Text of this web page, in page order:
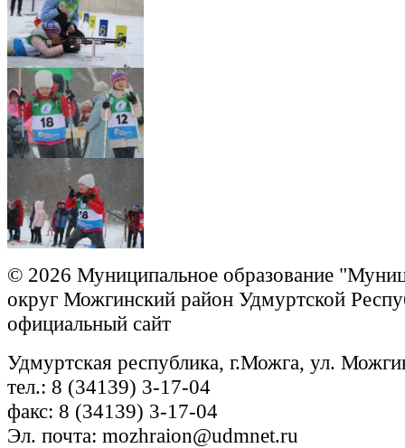
© 2026 Муниципальное образование
округ Можгинский район Удмуртской
официальный сайт
Удмуртская республика, г.Можга, ул.
тел.: 8 (34139) 3-17-04
факс: 8 (34139) 3-17-04
Эл. почта: mozhraion@udmnet.ru